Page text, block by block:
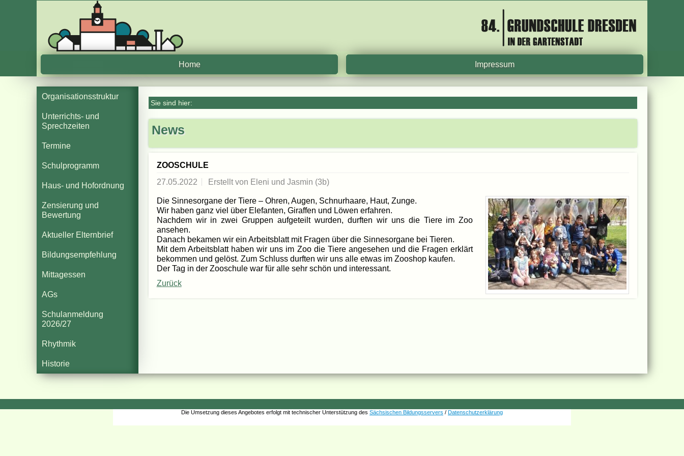
Home Impressum
Organisationsstruktur
Unterrichts- und
Sprechzeiten
Termine
Schulprogramm
Haus- und Hofordnung
Zensierung und
Bewertung
Aktueller Elternbrief
Bildungsempfehlung
Mittagessen
AGs
Schulanmeldung
2026/27
Rhythmik
Historie
Sie sind hier:
News
ZOOSCHULE
27.05.2022
Erstellt von Eleni und Jasmin (3b)
Die Sinnesorgane der Tiere – Ohren, Augen, Schnurhaare, Haut, Zunge.
Wir haben ganz viel über Elefanten, Giraffen und Löwen erfahren.
Nachdem wir in zwei Gruppen aufgeteilt wurden, durften wir uns die Tiere im Zoo
ansehen.
Danach bekamen wir ein Arbeitsblatt mit Fragen über die Sinnesorgane bei Tieren.
Mit dem Arbeitsblatt haben wir uns im Zoo die Tiere angesehen und die Fragen erklärt
bekommen und gelöst. Zum Schluss durften wir uns alle etwas im Zooshop kaufen.
Der Tag in der Zooschule war für alle sehr schön und interessant.
Zurück
Die Umsetzung dieses Angebotes erfolgt mit technischer Unterstützung des Sächsischen Bildungsservers / Datenschutzerklärung